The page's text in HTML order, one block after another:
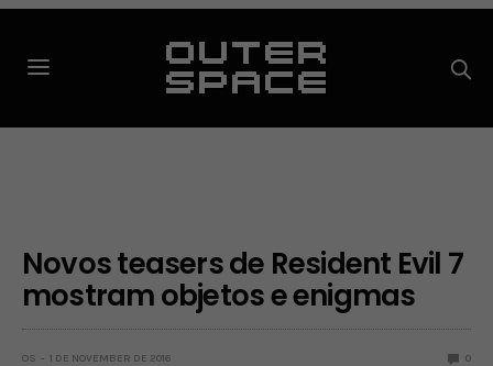
Novos teasers de Resident Evil 7
mostram objetos e enigmas
OS 1 DE NOVEMBER DE 2016 0